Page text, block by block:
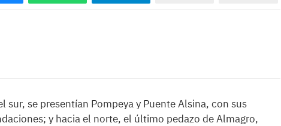
sur, se presentían Pompeya y Puente Alsina, con sus
y hacia el norte, el último pedazo de Almagro,